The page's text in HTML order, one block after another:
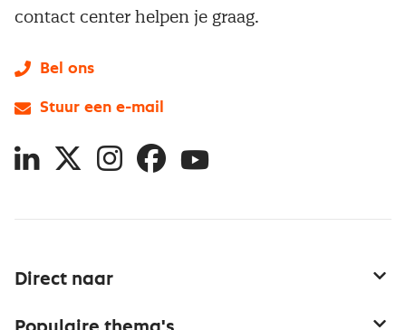
Direct naar
contact center helpen je graag.
Bel ons
Stuur een e-mail
LinkedIn
X InstagramFacebookYouTube